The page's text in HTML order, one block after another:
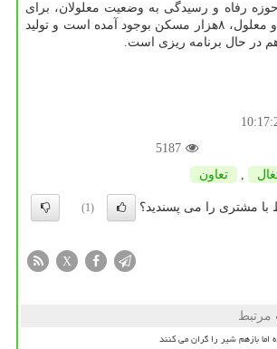
رفاه و رسیدگی به وضعیت معلولان، برای
خانواده های دارای دو معلول، ۸هزار مسكن بوجود آمده است و تولید
5187
تعاون
با مشتری را می پسندید؟
(1)
X
مرتبط
بازهم شیر را گران می کنند